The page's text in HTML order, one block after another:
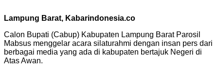
Lampung Barat, Kabarindonesia.co
Calon Bupati (Cabup) Kabupaten Lampung Barat Parosil
Mabsus menggelar acara silaturahmi dengan insan pers dari
berbagai media yang ada di kabupaten bertajuk Negeri di
Atas Awan.